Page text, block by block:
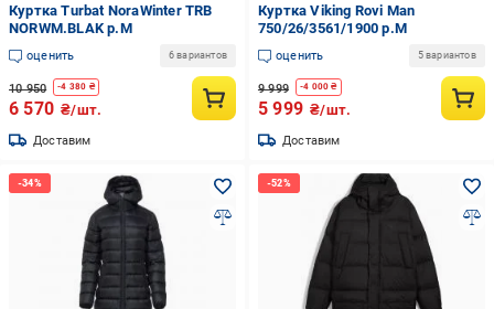
Куртка Turbat NoraWinter TRB
NORWM.BLAK р.M
оценить 6 вариантов
10 950 -4 380 ₴
6 570 ₴/шт.
Доставим
Куртка Viking Rovi Man
750/26/3561/1900 р.M
оценить 5 вариантов
9 999 -4 000 ₴
5 999 ₴/шт.
Доставим